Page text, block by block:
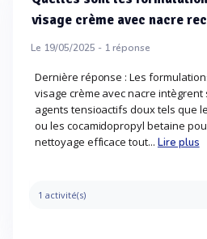
visage crème avec nacre
Le 19/05/2025 - 1réponse
Dernière réponse : Les
visage crème avec nacre intègrent
agents tensioactifs doux tels que
ou les cocamidopropyl betaine
nettoyage efficace tout... Lire plus
1 activité(s)